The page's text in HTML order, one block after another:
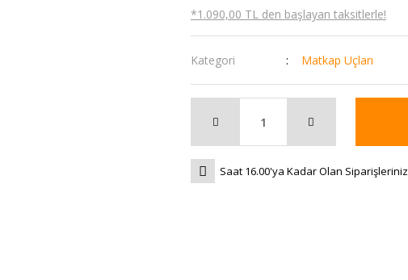
*1.090,00 TL den başlayan taksitlerle!
Kategori Matkap Uçları
Saat 16.00'ya Kadar Olan